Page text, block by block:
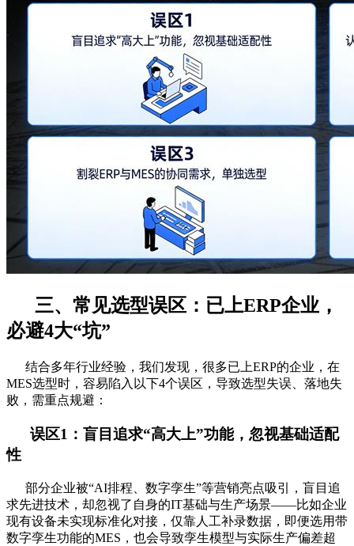
三、常见选型误区：已上ERP企业，
必避4大“坑”
结合多年行业经验，我们发现，很多已上ERP的企业，在
MES选型时，容易陷入以下4个误区，导致选型失误、落地失
败，需重点规避：
误区1：盲目追求“高大上”功能，忽视基础适配
性
部分企业被“AI排程、数字孪生”等营销亮点吸引，盲目追
求先进技术，却忽视了自身的IT基础与生产场景——比如企业
现有设备未实现标准化对接，仅靠人工补录数据，即便选用带
数字孪生功能的MES，也会导致孪生模型与实际生产偏差超